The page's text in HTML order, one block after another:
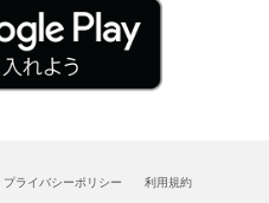
プライバシーポリシー 利用規約